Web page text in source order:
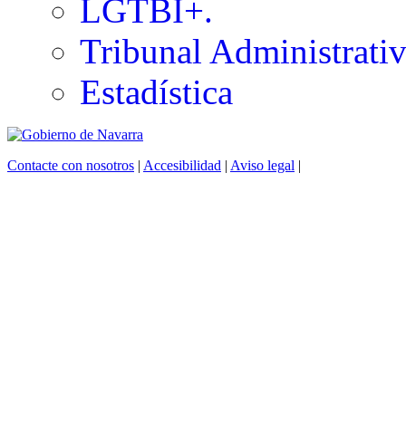
LGTBI+.
Tribunal
Estadística
Contacte con nosotros | Accesibilidad | Aviso legal |